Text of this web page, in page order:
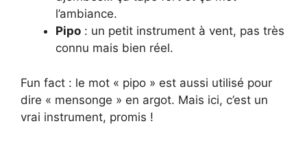
l’ambiance.
Pipo : un petit instrument à vent, pas très
connu mais bien réel.
Fun fact : le mot « pipo » est aussi utilisé pour
dire « mensonge » en argot. Mais ici, c’est un
vrai instrument, promis !